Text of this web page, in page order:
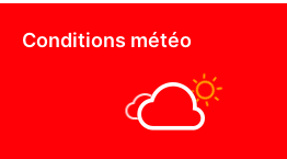
eConditions météo